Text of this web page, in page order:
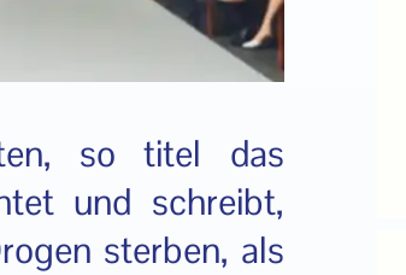
so titel das
und schreibt,
sterben, als